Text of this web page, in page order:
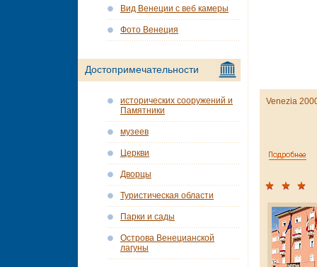
Venezia
Вид Венеции с веб камеры
Фото Венеция
Достопримечательности
исторических сооружений и
Памятники
музеев
Церкви
Дворцы
Туристическая области
Парки и сады
Острова Венецианской
лагуны